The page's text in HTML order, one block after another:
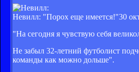
Невилл: "Порох еще имеется!"30
"На сегодня я чувствую себя
Не забыл 32-летний футболист
команды как можно дольше".